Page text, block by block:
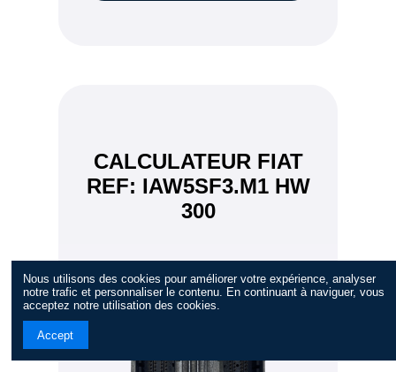
CALCULATEUR FIAT
REF: IAW5SF3.M1 HW
300
Nous utilisons des cookies pour améliorer votre expérience, analyser
notre trafic et personnaliser le contenu. En continuant à naviguer, vous
acceptez notre utilisation des cookies.
Accept